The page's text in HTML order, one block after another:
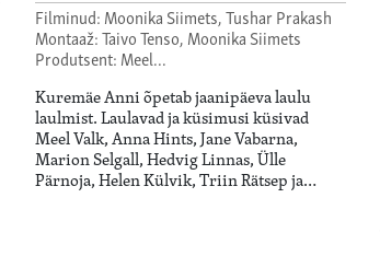
Filminud: Moonika Siimets, Tushar Prakash
Montaaž: Taivo Tenso, Moonika Siimets
Produtsent: Meel…
Kuremäe Anni õpetab jaanipäeva laulu
laulmist. Laulavad ja küsimusi küsivad
Meel Valk, Anna Hints, Jane Vabarna,
Marion Selgall, Hedvig Linnas, Ülle
Pärnoja, Helen Külvik, Triin Rätsep ja…